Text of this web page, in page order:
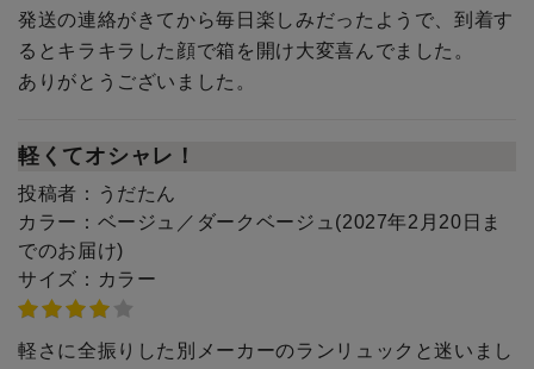
発送の連絡がきてから毎日楽しみだったようで、到着す
るとキラキラした顔で箱を開け大変喜んでました。
ありがとうございました。
軽くてオシャレ！
投稿者：
うだたん
カラー： ベージュ／ダークベージュ(2027年2月20日ま
でのお届け)
サイズ： カラー
軽さに全振りした別メーカーのランリュックと迷いまし